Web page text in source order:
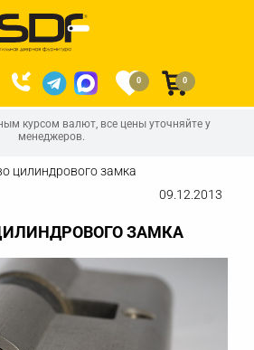
0 0
курсом валют, все цены уточняйте у
менеджеров.
цилиндрового замка
ЗАМКА
09.12.2013